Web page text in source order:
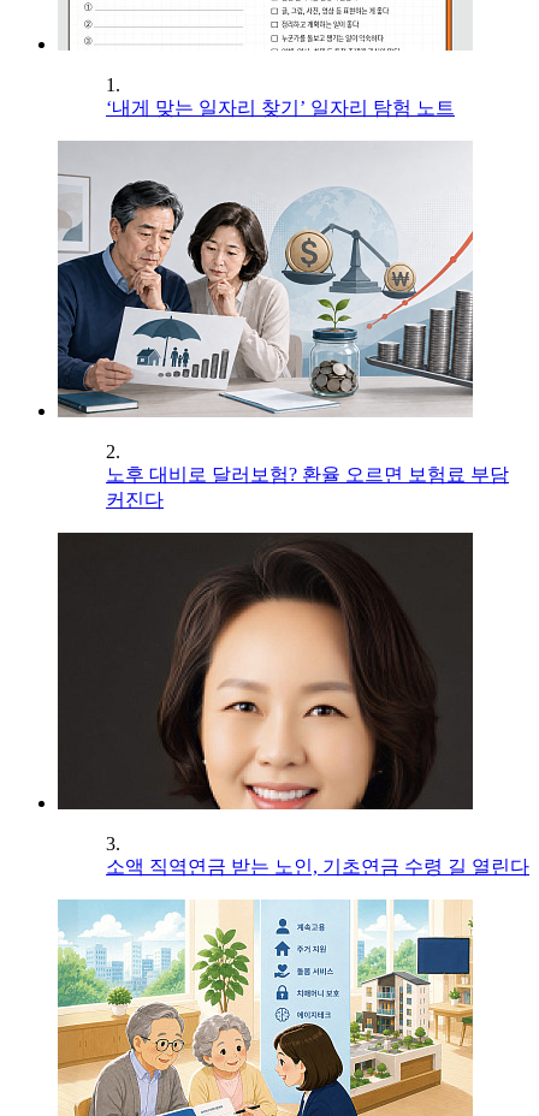
1.
‘내게 맞는 일자리 찾기’ 일자리 탐험 노트
2.
노후 대비로 달러보험? 환율 오르면 보험료 부담
커진다
3.
소액 직역연금 받는 노인, 기초연금 수령 길 열린다